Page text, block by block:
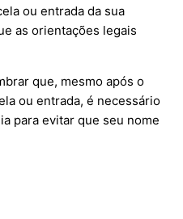
ou entrada da sua
as orientações legais
que, mesmo após o
ou entrada, é necessário
para evitar que seu nome